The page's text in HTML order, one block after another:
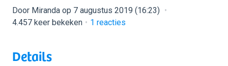
Door Miranda op 7 augustus 2019 (16:23)
4.457 keer bekeken
1 reacties
Details